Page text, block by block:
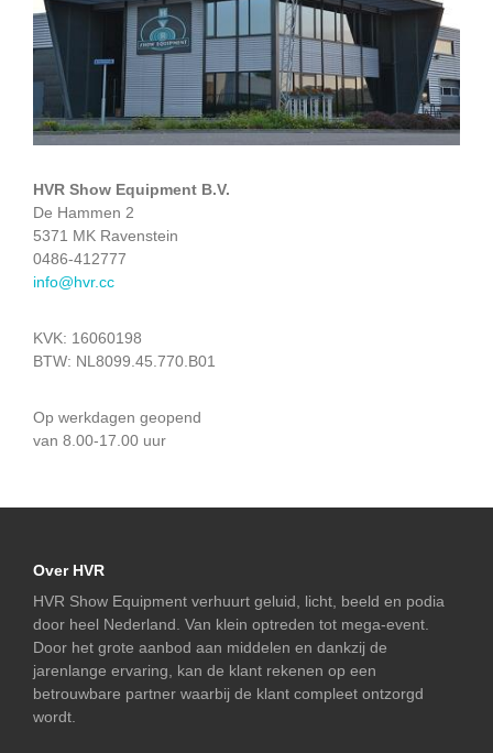
HVR Show Equipment B.V.
De Hammen 2
5371 MK Ravenstein
0486-412777
info@hvr.cc
KVK: 16060198
BTW: NL8099.45.770.B01
Op werkdagen geopend
van 8.00-17.00 uur
Over HVR
HVR Show Equipment verhuurt geluid, licht, beeld en podia
door heel Nederland. Van klein optreden tot mega-event.
Door het grote aanbod aan middelen en dankzij de
jarenlange ervaring, kan de klant rekenen op een
betrouwbare partner waarbij de klant compleet ontzorgd
wordt.